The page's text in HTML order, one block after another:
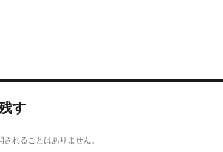
す
れることはありません。